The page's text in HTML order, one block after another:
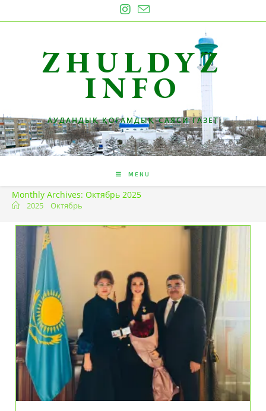
to
ZHULDYZ
INFO
АУДАНДЫҚ ҚОҒАМДЫҚ-САЯСИ ГАЗЕТ
MENU
Monthly Archives: Октябрь 2025
2025 Октябрь